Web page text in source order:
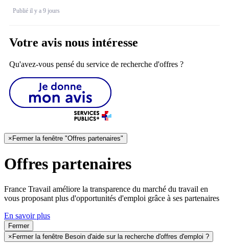
Publié il y a 9 jours
Votre avis nous intéresse
Qu'avez-vous pensé du service de recherche d'offres ?
× Fermer la fenêtre "Offres partenaires"
Offres partenaires
France Travail améliore la transparence du marché du travail en
vous proposant plus d'opportunités d'emploi grâce à ses partenaires
En savoir plus
Fermer
× Fermer la fenêtre Besoin d'aide sur la recherche d'offres d'emploi ?